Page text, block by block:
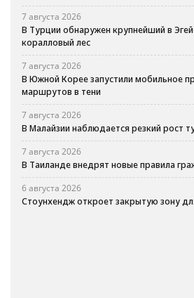
7 августа 2026
В Турции обнаружен крупнейший в
коралловый лес
7 августа 2026
В Южной Корее запустили мобильное
маршрутов в тени
7 августа 2026
В Малайзии наблюдается резкий рост
7 августа 2026
В Таиланде внедрят новые правила
6 августа 2026
Стоунхендж откроет закрытую зону